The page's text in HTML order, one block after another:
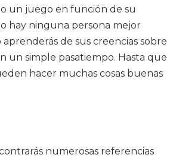
un juego en función de su
hay ninguna persona mejor
de sus creencias sobre
un simple pasatiempo. Hasta que
hacer muchas cosas buenas
numerosas referencias